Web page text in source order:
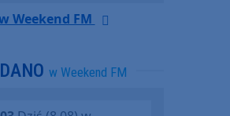
Weekend FM
w Weekend FM